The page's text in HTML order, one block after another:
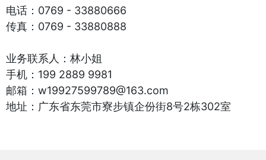
电话：0769 - 33880666
传真：0769 - 33880888
业务联系人：林小姐
手机：199 2889 9981
邮箱：w19927599789@163.com
地址：广东省东莞市寮步镇企份街8号2栋302室